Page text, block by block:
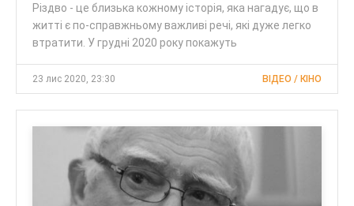
Різдво - це близька кожному історія, яка нагадує, що в
житті є по-справжньому важливі речі, які дуже легко
втратити. У грудні 2020 року покажуть
23 лис 2020, 23:30 ВІДЕО / КІНО